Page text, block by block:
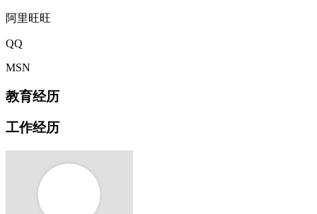
阿里旺旺
QQ
MSN
教育经历
工作经历